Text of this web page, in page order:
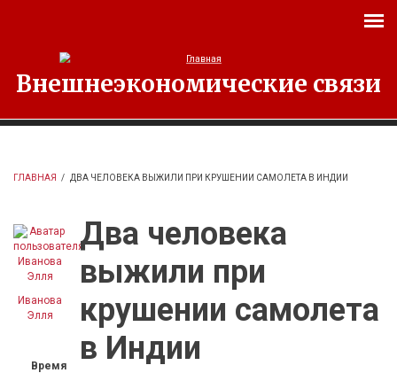
Внешнеэкономические связи
ГЛАВНАЯ / ДВА ЧЕЛОВЕКА ВЫЖИЛИ ПРИ КРУШЕНИИ САМОЛЕТА В ИНДИИ
Иванова
Элля
Время
Два человека
выжили при
крушении самолета
в Индии